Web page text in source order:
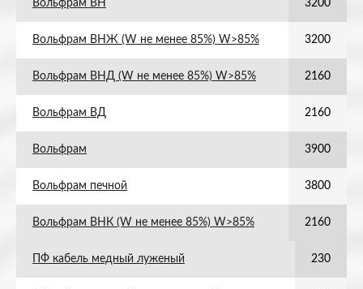
Вольфрам ВН 3200
Вольфрам ВНЖ (W не менее 85%) W>85% 3200
Вольфрам ВНД (W не менее 85%) W>85% 2160
Вольфрам ВД 2160
Вольфрам 3900
Вольфрам печной 3800
Вольфрам ВНК (W не менее 85%) W>85% 2160
ПФ кабель медный луженый 230